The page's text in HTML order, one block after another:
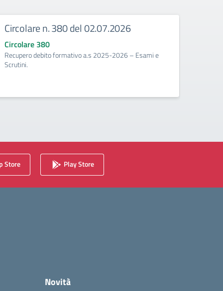
Circolare n. 380 del 02.07.2026
Circolare 380
Recupero debito formativo a.s 2025-2026 – Esami e
Scrutini.
Store Play Store
Novità